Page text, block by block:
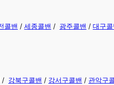
콜밴 / 세종콜밴 / 광주콜밴 / 대구콜
/ 강북구콜밴 / 강서구콜밴 / 관악구